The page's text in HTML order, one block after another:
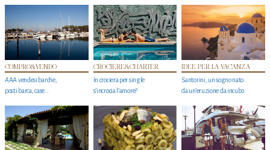
COMPRO&VENDO
AAA vendesi barche,
posti barca, case…
CROCIERE&CHARTER
In crociera per single
s'incrocia l’amore?
IDEE PER LA VACANZA
Santorini, un sogno nato
da un’eruzione da incubo